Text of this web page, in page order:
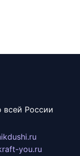
всей России
you.ru